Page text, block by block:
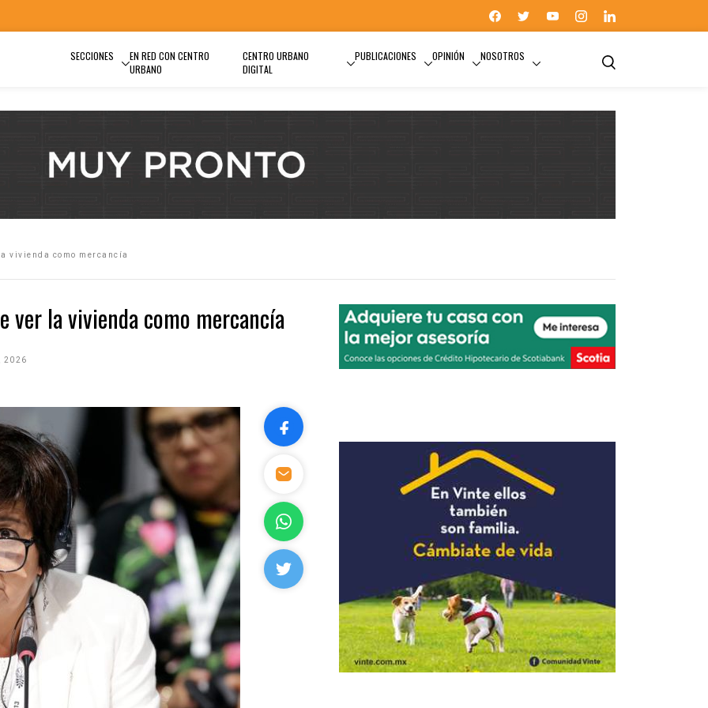
SECCIONES
EN RED CON CENTRO
URBANO
CENTRO URBANO
DIGITAL
PUBLICACIONES OPINIÓN NOSOTROS
vivienda como mercancía
ver la vivienda como mercancía
2026